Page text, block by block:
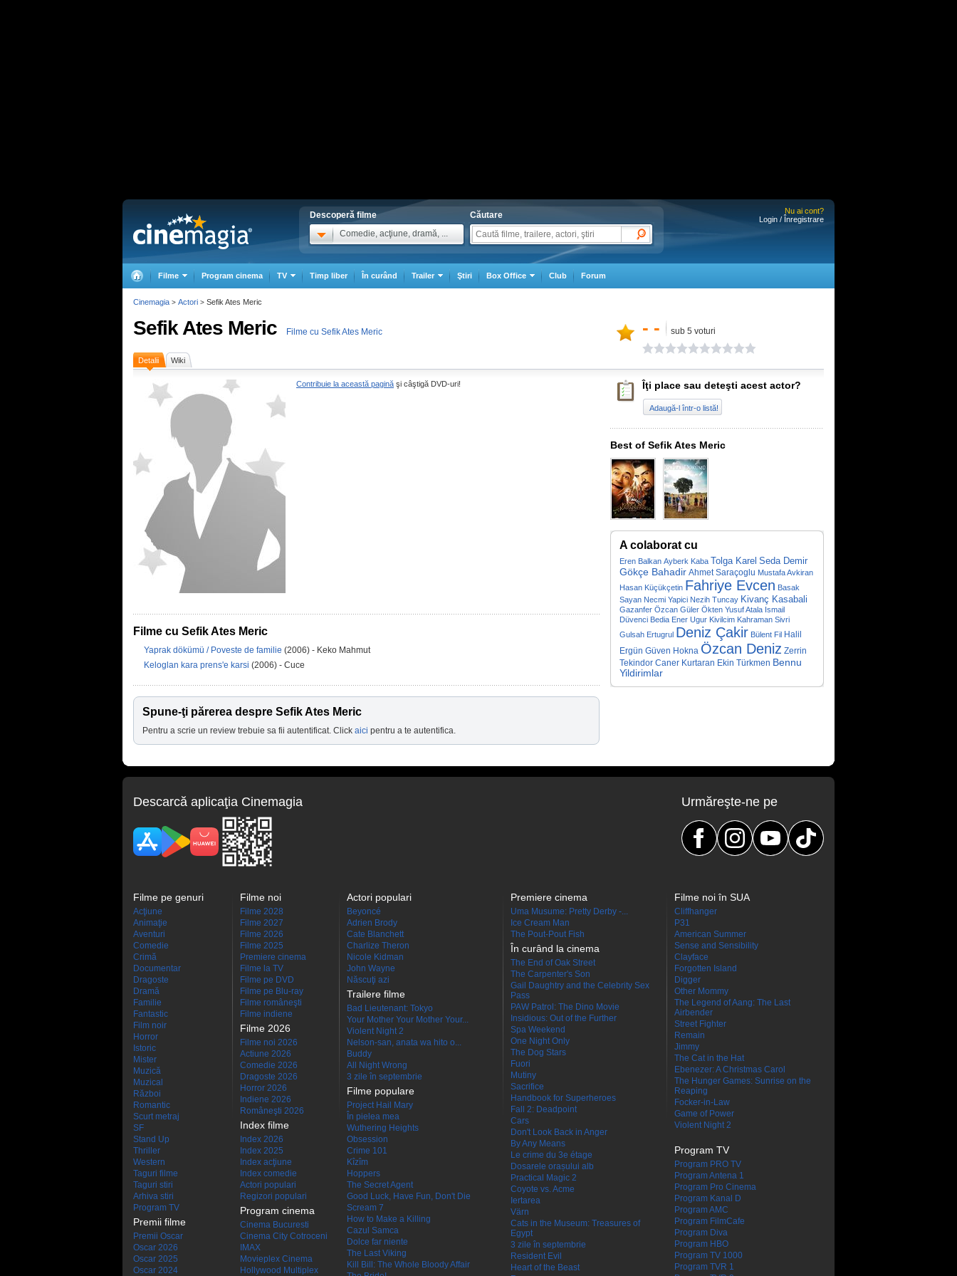
Descoperă filme
Comedie, acţiune, dramă, ...
Căutare
Nu ai cont?
Login / Înregistrare
Filme Program cinema TV Timp liber În curând Trailer Ştiri Box Office Club Forum
Sefik Ates Meric Filme cu Sefik Ates Meric - - sub 5 voturi
Detalii Wiki
Contribuie la această pagină şi câştigă DVD-uri!
Filme cu Sefik Ates Meric
Yaprak dökümü / Poveste de familie (2006) - Keko Mahmut
Keloglan kara prens'e karsi (2006) - Cuce
Spune-ţi părerea despre Sefik Ates Meric
Pentru a scrie un review trebuie sa fii autentificat. Click aici pentru a te autentifica.
Îţi place sau deteşti acest actor?
Adaugă-l într-o listă!
Best of Sefik Ates Meric
A colaborat cu
Eren Balkan Ayberk Kaba Tolga Karel Seda Demir
Gökçe Bahadir Ahmet Saraçoglu Mustafa Avkiran
Hasan Küçükçetin Fahriye Evcen Basak
Sayan Necmi Yapici Nezih Tuncay Kivanç Kasabali
Gazanfer Özcan Güler Ökten Yusuf Atala Ismail
Düvenci Bedia Ener Ugur Kivilcim Kahraman Sivri
Gulsah Ertugrul Deniz Çakir Bülent Fil Halil
Ergün Güven Hokna Özcan Deniz Zerrin
Tekindor Caner Kurtaran Ekin Türkmen Bennu
Yildirimlar
Cinemagia > Actori > Sefik Ates Meric
Descarcă aplicaţia Cinemagia Urmăreşte-ne pe
Filme pe genuri
Acţiune
Animaţie
Aventuri
Comedie
Crimă
Documentar
Dragoste
Dramă
Familie
Fantastic
Film noir
Horror
Istoric
Mister
Muzică
Muzical
Război
Romantic
Scurt metraj
SF
Stand Up
Thriller
Western
Taguri filme
Taguri stiri
Arhiva stiri
Program TV
Premii filme
Premii Oscar
Oscar 2026
Oscar 2025
Oscar 2024
Filme noi
Filme 2028
Filme 2027
Filme 2026
Filme 2025
Premiere cinema
Filme la TV
Filme pe DVD
Filme pe Blu-ray
Filme româneşti
Filme indiene
Filme 2026
Filme noi 2026
Actiune 2026
Comedie 2026
Dragoste 2026
Horror 2026
Indiene 2026
Româneşti 2026
Index filme
Index 2026
Index 2025
Index acţiune
Index comedie
Actori populari
Regizori populari
Program cinema
Cinema Bucuresti
Cinema City Cotroceni
IMAX
Movieplex Cinema
Hollywood Multiplex
Actori populari
Beyoncé
Adrien Brody
Cate Blanchett
Charlize Theron
Nicole Kidman
John Wayne
Născuţi azi
Trailere filme
Bad Lieutenant: Tokyo
Your Mother Your Mother Your...
Violent Night 2
Nelson-san, anata wa hito o...
Buddy
All Night Wrong
3 zile în septembrie
Filme populare
Project Hail Mary
În pielea mea
Wuthering Heights
Obsession
Crime 101
Kîzîm
Hoppers
The Secret Agent
Good Luck, Have Fun, Don't Die
Scream 7
How to Make a Killing
Cazul Samca
Dolce far niente
The Last Viking
Kill Bill: The Whole Bloody Affair
Premiere cinema
Uma Musume: Pretty Derby -...
Ice Cream Man
The Pout-Pout Fish
În curând la cinema
The End of Oak Street
The Carpenter's Son
Gail Daughtry and the Celebrity Sex
Pass
PAW Patrol: The Dino Movie
Insidious: Out of the Further
Spa Weekend
One Night Only
The Dog Stars
Fuori
Mutiny
Sacrifice
Handbook for Superheroes
Fall 2: Deadpoint
Cars
Don't Look Back in Anger
By Any Means
Le crime du 3e étage
Dosarele orașului alb
Practical Magic 2
Coyote vs. Acme
Iertarea
Värn
Cats in the Museum: Treasures of
Egypt
3 zile în septembrie
Resident Evil
Heart of the Beast
Filme noi în SUA
Cliffhanger
P31
American Summer
Sense and Sensibility
Clayface
Forgotten Island
Digger
Other Mommy
The Legend of Aang: The Last
Airbender
Street Fighter
Remain
Jimmy
The Cat in the Hat
Ebenezer: A Christmas Carol
The Hunger Games: Sunrise on the
Reaping
Focker-in-Law
Game of Power
Violent Night 2
Program TV
Program PRO TV
Program Antena 1
Program Pro Cinema
Program Kanal D
Program AMC
Program FilmCafe
Program Diva
Program HBO
Program TV 1000
Program TVR 1